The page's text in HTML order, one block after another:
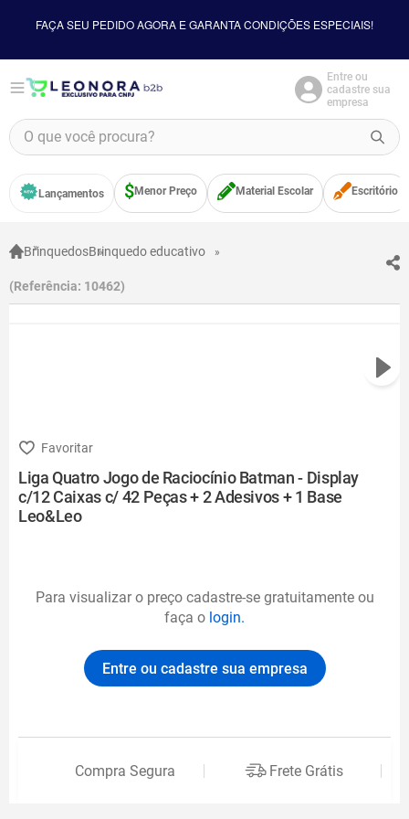
FAÇA SEU PEDIDO AGORA E GARANTA CONDIÇÕES ESPECIAIS!
Entre ou
cadastre sua
empresa
O que você procura?
Lançamentos Menor Preço Material Escolar Escritório
BrinquedosBrinquedo educativo
Referência: 10462
Liga Quatro Jogo de Raciocínio Batman - Display
c/12 Caixas c/ 42 Peças + 2 Adesivos + 1 Base
Leo&Leo
Para visualizar o preço cadastre-se gratuitamente ou
faça o login.
Entre ou cadastre sua empresa
Compra Segura Frete Grátis
TERMOS MAIS BUSCADOS
1º